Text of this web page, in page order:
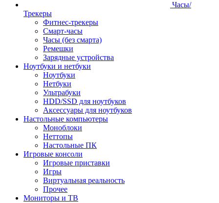
Часы/
Трекеры
Фитнес-трекеры
Смарт-часы
Часы (без смарта)
Ремешки
Зарядные устройства
Ноутбуки и нетбуки
Ноутбуки
Нетбуки
Ультрабуки
HDD/SSD для ноутбуков
Аксессуары для ноутбуков
Настольные компьютеры
Моноблоки
Неттопы
Настольные ПК
Игровые консоли
Игровые приставки
Игры
Виртуальная реальность
Прочее
Мониторы и ТВ